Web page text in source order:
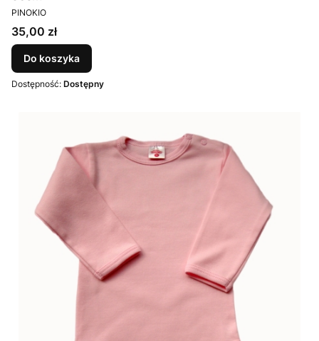
PRODUCENT
PINOKIO
Cena
35,00 zł
Do koszyka
Dostępność: Dostępny